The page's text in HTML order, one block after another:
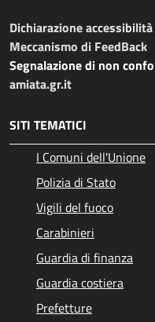
Dichiarazione accessibilità
Meccanismo di FeedBack
Segnalazione di non
amiata.gr.it
SITI TEMATICI
I Comuni dell'Unione
Polizia di Stato
Vigili del fuoco
Carabinieri
Guardia di finanza
Guardia costiera
Prefetture